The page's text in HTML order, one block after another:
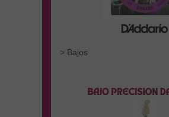
> Bajos